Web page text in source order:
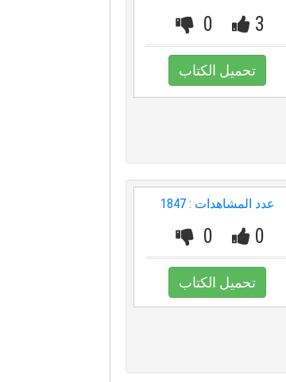
3
0
تحميل الكتاب
عدد المشاهدات : 1847
0
0
تحميل الكتاب